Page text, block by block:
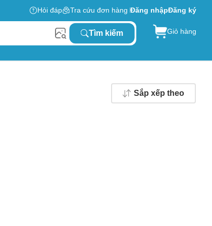
Hỏi đáp Tra cứu đơn hàng Đăng nhậpĐăng ký
Tìm kiếm Giỏ hàng
Sắp xếp theo